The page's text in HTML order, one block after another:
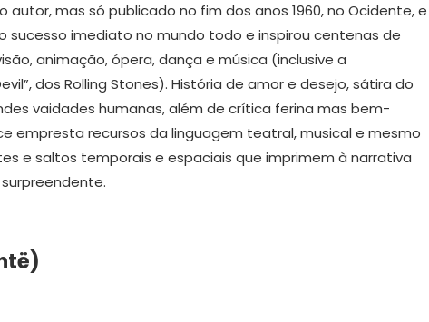
autor, mas só publicado no fim dos anos 1960, no Ocidente, e
sucesso imediato no mundo todo e inspirou centenas de
animação, ópera, dança e música (inclusive a
dos Rolling Stones). História de amor e desejo, sátira do
vaidades humanas, além de crítica ferina mas bem-
empresta recursos da linguagem teatral, musical e mesmo
e saltos temporais e espaciais que imprimem à narrativa